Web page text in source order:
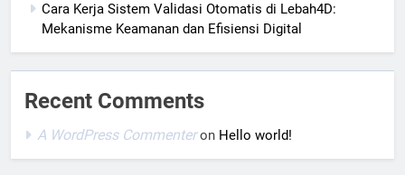
Cara Kerja Sistem Validasi Otomatis di Lebah4D:
Mekanisme Keamanan dan Efisiensi Digital
Recent Comments
A WordPress Commenteron Hello world!